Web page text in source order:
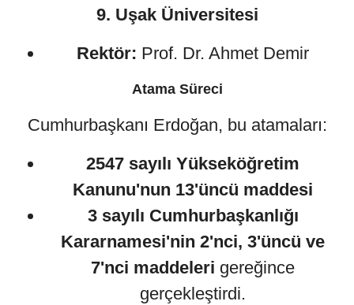
9. Uşak Üniversitesi
Rektör: Prof. Dr. Ahmet Demir
Atama Süreci
Cumhurbaşkanı Erdoğan, bu atamaları:
2547 sayılı Yükseköğretim
Kanunu'nun 13'üncü maddesi
3 sayılı Cumhurbaşkanlığı
Kararnamesi'nin 2'nci, 3'üncü ve
7'nci maddeleri gereğince
gerçekleştirdi.